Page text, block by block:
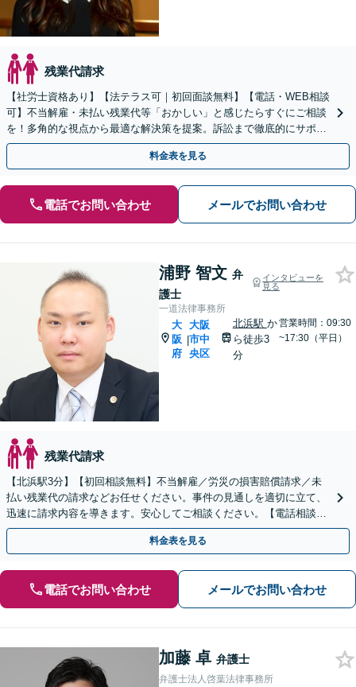
残業代請求
【社労士資格あり】【法テラス可｜初回面談無料】【電話・WEB相談
可】不当解雇・未払い残業代等「おかしい」と感じたらすぐにご相談
を！多角的な視点から最適な解決策を提案。訴訟まで徹底的にサポー
トします【企業側】就業規則の作成もお任せ【休日対応】
料金表を見る
電話でお問い合わせ メールでお問い合わせ
浦野 智文 弁
護士
インタビューを
見る
一道法律事務所
大
阪
府
|
大阪
市中
央区
北浜駅 か
ら徒歩3
分
営業時間：09:30
~17:30（平日）
残業代請求
【北浜駅3分】【初回相談無料】不当解雇／労災の損害賠償請求／未
払い残業代の請求などお任せください。事件の見通しを適切に立て、
迅速に請求内容を導きます。安心してご相談ください。【電話相談
可】【メール相談可】【ビデオ相談可】
料金表を見る
電話でお問い合わせ メールでお問い合わせ
加藤 卓 弁護士
弁護士法人啓葉法律事務所